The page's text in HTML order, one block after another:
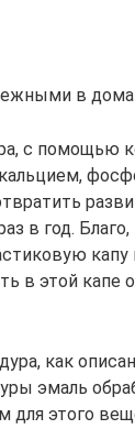
в
с помощью
в год.
в этой капе
как
эмаль
для этого